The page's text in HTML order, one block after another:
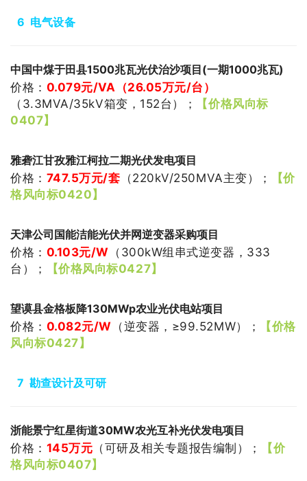
6 电气设备
中国中煤于田县1500兆瓦光伏治沙项目(一期1000兆瓦)
价格： 0.079元/VA（26.05万元/台）
（ 3.3MVA/35kV箱变，152台 ） ；
【价格风向标
0407】
雅砻江甘孜雅江柯拉二期光伏发电项目
价格： 747.5万元/套 （220kV/250MVA主变） ；
【价
格风向标0420】
天津公司国能洁能光伏并网逆变器采购项目
价格： 0.103元/W （ 300kW组串式逆变器，333
台 ） ； 【价格风向标0427】
望谟县金格板降130MWp农业光伏电站项目
价格： 0.082元/W （逆变器，≥99.52MW） ；
【价格
风向标0427】
7 勘查设计及可研
浙能景宁红星街道30MW农光互补光伏发电项目
价格： 145万元 （可研及相关专题报告编制 ） ；
【价
格风向标0407】